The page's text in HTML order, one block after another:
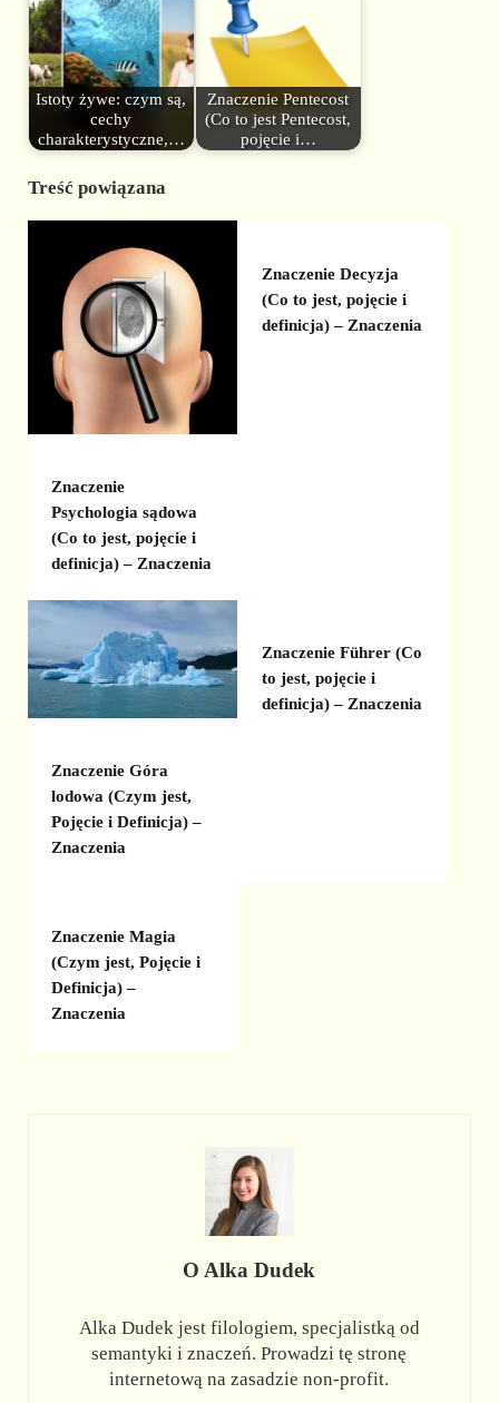
Istoty żywe: czym są,
cechy
charakterystyczne,…
Znaczenie Pentecost
(Co to jest Pentecost,
pojęcie i…
Treść powiązana
Znaczenie
Psychologia sądowa
(Co to jest, pojęcie i
definicja) – Znaczenia
Znaczenie Decyzja
(Co to jest, pojęcie i
definicja) – Znaczenia
Znaczenie Góra
lodowa (Czym jest,
Pojęcie i Definicja) –
Znaczenia
Znaczenie Führer (Co
to jest, pojęcie i
definicja) – Znaczenia
Znaczenie Magia
(Czym jest, Pojęcie i
Definicja) –
Znaczenia
O Alka Dudek
Alka Dudek jest filologiem, specjalistką od
semantyki i znaczeń. Prowadzi tę stronę
internetową na zasadzie non-profit.